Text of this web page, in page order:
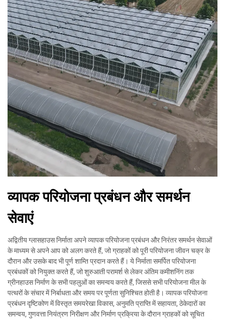
व्यापक परियोजना प्रबंधन और समर्थन
सेवाएं
अद्वितीय ग्लासहाउस निर्माता अपने व्यापक परियोजना प्रबंधन और निरंतर समर्थन सेवाओं
के माध्यम से अपने आप को अलग करते हैं, जो ग्राहकों को पूरी परियोजना जीवन चक्र के
दौरान और उसके बाद भी पूर्ण शाम्ति प्रदान करते हैं। ये निर्माता समर्पित परियोजना
प्रबंधकों को नियुक्त करते हैं, जो शुरुआती परामर्श से लेकर अंतिम कमीशनिंग तक
ग्रीनहाउस निर्माण के सभी पहलुओं का समन्वय करते हैं, जिससे सभी परियोजना मील के
पत्थरों के संचार में निर्बाधता और समय पर पूर्णता सुनिश्चित होती है। व्यापक परियोजना
प्रबंधन दृष्टिकोण में विस्तृत समयरेखा विकास, अनुमति प्राप्ति में सहायता, ठेकेदारों का
समन्वय, गुणवत्ता नियंत्रण निरीक्षण और निर्माण प्रक्रिया के दौरान ग्राहकों को सूचित